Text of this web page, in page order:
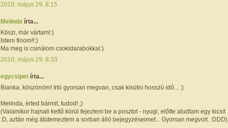
2010. május 29. 8:15
Melinda írta...
Köszi, már vártam!:)
Isteni finom!!:)
Ma meg is csinálom csokidarabokkal:)
2010. május 29. 8:33
egycsipet írta...
Bianka, köszönöm! Irtó gyorsan megvan, csak kisütni hosszú idő... :)
Melinda, érted bármit, tudod! ;)
(Valamikor hajnali kettő körül fejeztem be a posztot - nyugi, előtte aludtam egy kicsit
:D, aztán még átütemeztem a sorban álló bejegyzéseimet... Gyorsan megvolt. :DDD)